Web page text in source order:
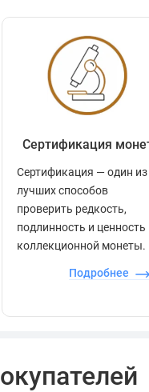
Сертификация
Сертификация — один из
лучших способов
проверить редкость,
подлинность и ценность
коллекционной монеты.
Подробнее